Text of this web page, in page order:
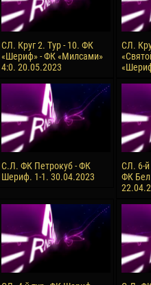
02 Марта
Вячеслав КОЗМА
09 Марта
Эммануэль АФЕТСЕ
Хайдер Морено АСПРИЛЬЯ
22 Марта
Самба КОНЕ
26 Марта
Витор Уго Морайс де
ОЛИВЕЙРА
Раи ЛОПЕС ДЕ ОЛИВЕЙРА
24
15
28
10
15
СЛ. Круг 2. Тур - 10. ФК
«Шериф» - ФК «Милсами»
4:0. 20.05.2023
СЛ.
С.Л. ФК Петрокуб - ФК
Шериф. 1-1. 30.04.2023
СЛ. 6-
ФК